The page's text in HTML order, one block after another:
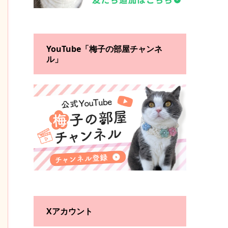
YouTube「梅子の部屋チャンネ
ル」
Xアカウント